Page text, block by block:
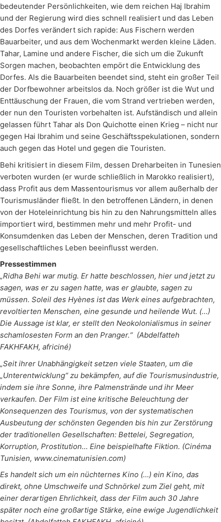
bedeutender Persönlichkeiten, wie dem reichen Haj Ibrahim
und der Regierung wird dies schnell realisiert und das Leben
des Dorfes verändert sich rapide: Aus Fischern werden
Bauarbeiter, und aus dem Wochenmarkt werden kleine Läden.
Tahar, Lamine und andere Fischer, die sich um die Zukunft
Sorgen machen, beobachten empört die Entwicklung des
Dorfes. Als die Bauarbeiten beendet sind, steht ein großer Teil
der Dorfbewohner arbeitslos da. Noch größer ist die Wut und
Enttäuschung der Frauen, die vom Strand vertrieben werden,
der nun den Touristen vorbehalten ist. Aufständisch und allein
gelassen führt Tahar als Don Quichotte einen Krieg – nicht nur
gegen Hai Ibrahim und seine Geschäftsspekulationen, sondern
auch gegen das Hotel und gegen die Touristen.
Behi kritisiert in diesem Film, dessen Dreharbeiten in Tunesien
verboten wurden (er wurde schließlich in Marokko realisiert),
dass Profit aus dem Massentourismus vor allem außerhalb der
Tourismusländer fließt. In den betroffenen Ländern, in denen
von der Hoteleinrichtung bis hin zu den Nahrungsmitteln alles
importiert wird, bestimmen mehr und mehr Profit- und
Konsumdenken das Leben der Menschen, deren Tradition und
gesellschaftliches Leben beeinflusst werden.
Pressestimmen
„Ridha Behi war mutig. Er hatte beschlossen, hier und jetzt zu
sagen, was er zu sagen hatte, was er glaubte, sagen zu
müssen. Soleil des Hyènes ist das Werk eines aufgebrachten,
revoltierten Menschen, eine gesunde und heilende Wut. (…)
Die Aussage ist klar, er stellt den Neokolonialismus in seiner
schamlosesten Form an den Pranger.“ (Abdelfatteh
FAKHFAKH, africiné)
„Seit ihrer Unabhängigkeit setzen viele Staaten, um die
„Unterentwicklung“ zu bekämpfen, auf die Tourismusindustrie,
indem sie ihre Sonne, ihre Palmenstrände und ihr Meer
verkaufen. Der Film ist eine kritische Beleuchtung der
Konsequenzen des Tourismus, von der systematischen
Ausbeutung der schönsten Gegenden bis hin zur Zerstörung
der traditionellen Gesellschaften: Bettelei, Segregation,
Korruption, Prostitution… Eine beispielhafte Fiktion. (Cinéma
Tunisien, www.cinematunisien.com)
Es handelt sich um ein nüchternes Kino (…) ein Kino, das
direkt, ohne Umschweife und Schnörkel zum Ziel geht, mit
einer derartigen Ehrlichkeit, dass der Film auch 30 Jahre
später noch eine großartige Stärke, eine ewige Jugendlichkeit